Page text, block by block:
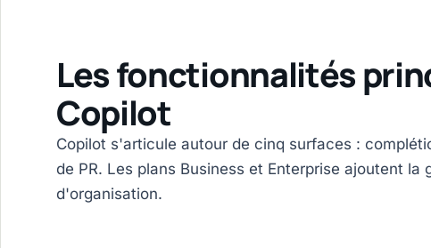
Les fonctionnalités
Copilot
Copilot s'articule autour de cinq surfaces :
de PR. Les plans Business et Enterprise ajoutent
d'organisation.